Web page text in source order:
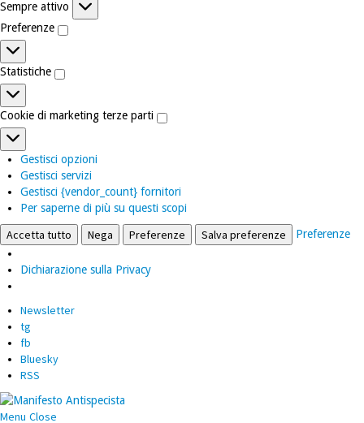
Funzionale
Sempre attivo
Preferenze
Preferenze
Statistiche
Statistiche
Cookie di marketing terze parti
Cookie
di
marketing
terze
Gestisci opzioni
Gestisci servizi
Gestisci {vendor_count} fornitori
Per saperne di più su questi scopi
Accetta tutto Nega Preferenze Salva preferenze Preferenze
Dichiarazione sulla Privacy
Newsletter
tg
fb
Bluesky
RSS
Menu Close